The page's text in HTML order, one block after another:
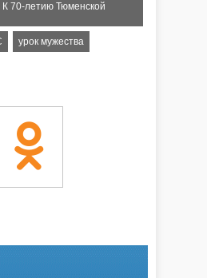
К 70-летию Тюменской
урок мужества